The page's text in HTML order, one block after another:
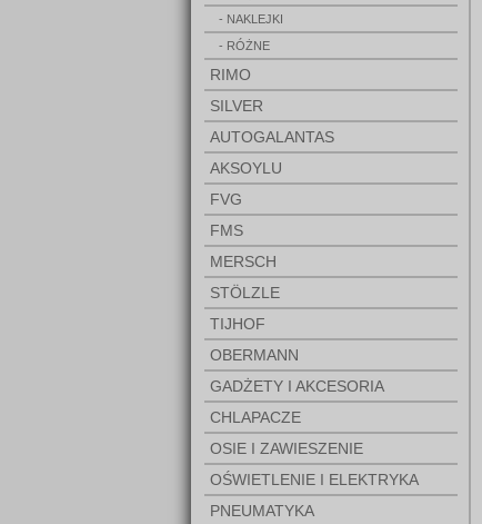
- NAKLEJKI
- RÓŻNE
RIMO
SILVER
AUTOGALANTAS
AKSOYLU
FVG
FMS
MERSCH
STÖLZLE
TIJHOF
OBERMANN
GADŻETY I AKCESORIA
CHLAPACZE
OSIE I ZAWIESZENIE
OŚWIETLENIE I ELEKTRYKA
PNEUMATYKA